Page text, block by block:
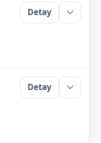
Detay
Detay